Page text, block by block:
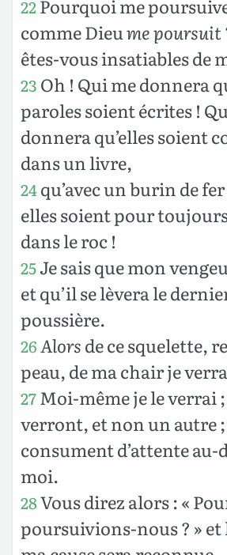
22Pourquoi me
comme Dieume poursuit
êtes-vous insatiables de
23 Oh ! Qui me donnera
paroles soient écrites !
donnera qu’elles soient
dans un livre,
24qu’avec un burin de
elles soient pour
dans le roc !
25Je sais que mon
et qu’il se lèvera le
poussière.
26Alorsde ce squelette,
peau, de ma chair je
27Moi-même je le verrai
verront, et non un autre ;
consument d’attente au-
moi.
28Vous direz alors : «
poursuivions-nous ? » et